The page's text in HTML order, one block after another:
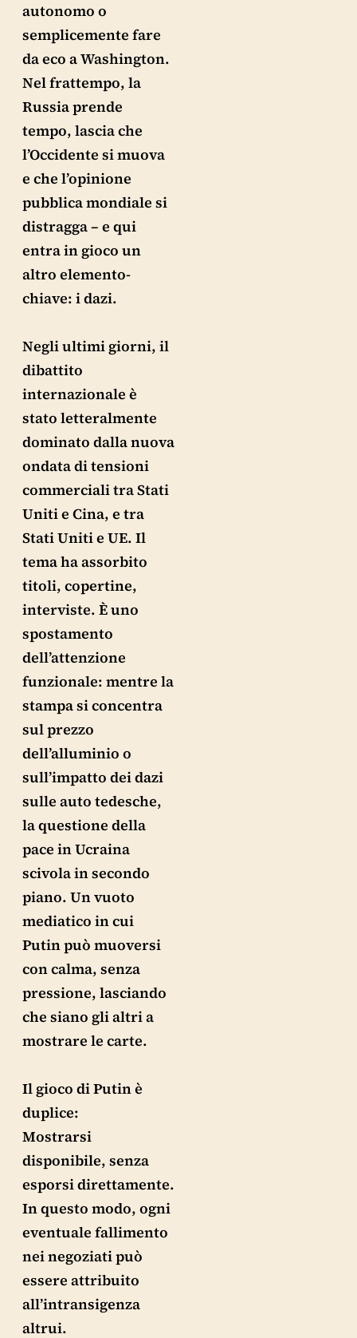
autonomo o
semplicemente fare
da eco a Washington.
Nel frattempo, la
Russia prende
tempo, lascia che
l’Occidente si muova
e che l’opinione
pubblica mondiale si
distragga – e qui
entra in gioco un
altro elemento-
chiave: i dazi.
Negli ultimi giorni, il
dibattito
internazionale è
stato letteralmente
dominato dalla nuova
ondata di tensioni
commerciali tra Stati
Uniti e Cina, e tra
Stati Uniti e UE. Il
tema ha assorbito
titoli, copertine,
interviste. È uno
spostamento
dell’attenzione
funzionale: mentre la
stampa si concentra
sul prezzo
dell’alluminio o
sull’impatto dei dazi
sulle auto tedesche,
la questione della
pace in Ucraina
scivola in secondo
piano. Un vuoto
mediatico in cui
Putin può muoversi
con calma, senza
pressione, lasciando
che siano gli altri a
mostrare le carte.
Il gioco di Putin è
duplice:
Mostrarsi
disponibile, senza
esporsi direttamente.
In questo modo, ogni
eventuale fallimento
nei negoziati può
essere attribuito
all’intransigenza
altrui.